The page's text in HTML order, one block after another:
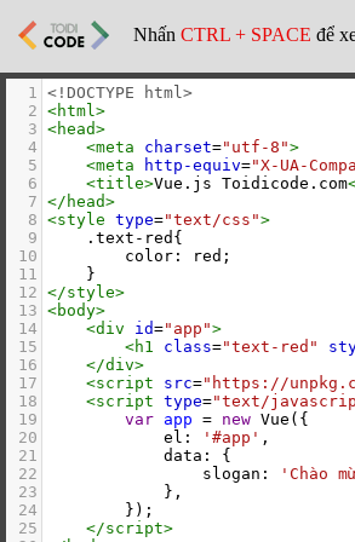
Nhấn CTRL + SPACE để
1 <!DOCTYPE html>
2 <html>
3 <head>
4
<meta charset="utf-8">
5
<meta http-equiv="X-UA-
6
<title>Vue.js Toidicode.com
7 </ head>
8 <style type="text/css">
9
    .text-red{
10
        color: red;
11
    }
12 </style>
13 <body>
14
<div id="app">
15
<h1 class="text-red"
16
</div>
17
<script src="https://
18
<script type="text/
19
var app = new Vue ({
20
el : '#app' ,
21
data : {
22
slogan :
'Chào
23
            },
24
        });
25
</script>